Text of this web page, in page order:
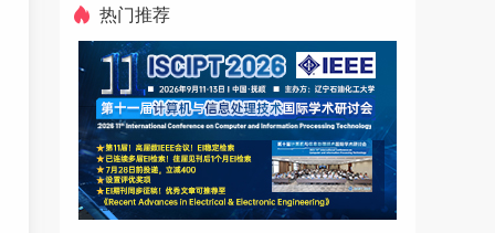
热门推荐